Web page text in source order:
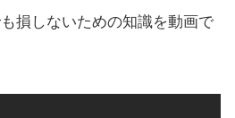
損しないための知識を動画で